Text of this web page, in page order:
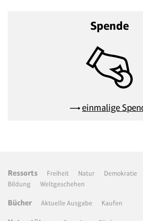
Spende
einmalige
Ressorts Freiheit Natur Demokratie
Bildung
Weltgeschehen
Bücher Aktuelle Ausgabe Kaufen